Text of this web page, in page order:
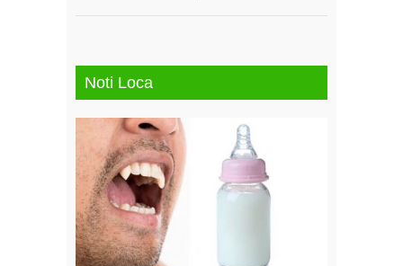
Noti Loca